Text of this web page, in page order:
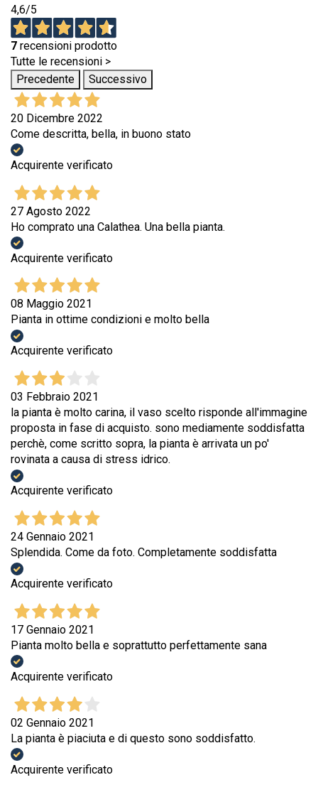
4,6/5
7 recensioni prodotto
Tutte le recensioni >
Precedente
Successivo
20 Dicembre 2022
Come descritta, bella, in buono stato
Acquirente verificato
27 Agosto 2022
Ho comprato una Calathea. Una bella pianta.
Acquirente verificato
08 Maggio 2021
Pianta in ottime condizioni e molto bella
Acquirente verificato
03 Febbraio 2021
la pianta è molto carina, il vaso scelto risponde all'immagine
proposta in fase di acquisto. sono mediamente soddisfatta
perchè, come scritto sopra, la pianta è arrivata un po'
rovinata a causa di stress idrico.
Acquirente verificato
24 Gennaio 2021
Splendida. Come da foto. Completamente soddisfatta
Acquirente verificato
17 Gennaio 2021
Pianta molto bella e soprattutto perfettamente sana
Acquirente verificato
02 Gennaio 2021
La pianta è piaciuta e di questo sono soddisfatto.
Acquirente verificato